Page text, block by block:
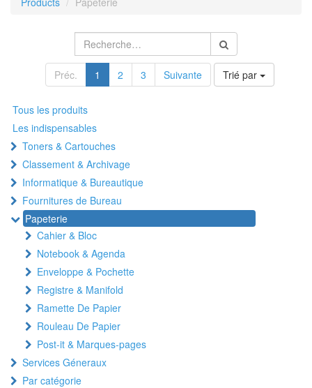
Préc. 1 2 3 Suivante Trié par
Tous les produits
Les indispensables
Toners & Cartouches
Classement & Archivage
Informatique & Bureautique
Fournitures de Bureau
Papeterie
Cahier & Bloc
Notebook & Agenda
Enveloppe & Pochette
Registre & Manifold
Ramette De Papier
Rouleau De Papier
Post-it & Marques-pages
Services Géneraux
Par catégorie